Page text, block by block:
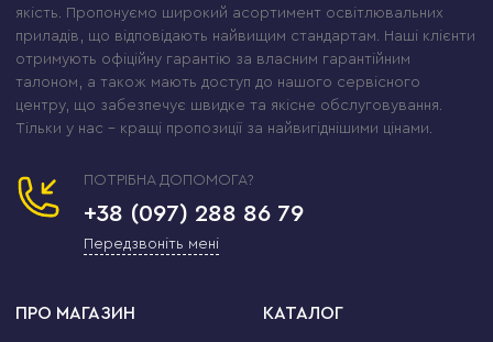
якість. Пропонуємо широкий асортимент освітлювальних
приладів, що відповідають найвищим стандартам. Наші клієнти
отримують офіційну гарантію за власним гарантійним
талоном, а також мають доступ до нашого сервісного
центру, що забезпечує швидке та якісне обслуговування.
Тільки у нас – кращі пропозиції за найвигіднішими цінами.
ПОТРІБНА ДОПОМОГА?
+38 (097) 288 86 79
Передзвоніть мені
ПРО МАГАЗИН КАТАЛОГ